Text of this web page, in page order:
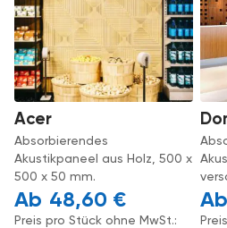
Acer
Absorbierendes
Akustikpaneel aus Holz, 500 x
500 x 50 mm.
48,60 €
Preis pro Stück ohne MwSt.: